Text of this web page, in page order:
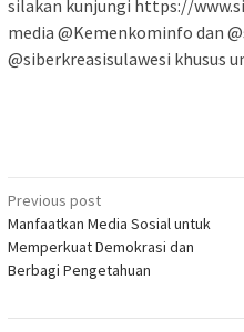
silakan kunjungi https://
media @Kemenkominfo dan
@siberkreasisulawesi khusus
Post
navigation
Previous post
Manfaatkan Media Sosial untuk
Memperkuat Demokrasi dan
Berbagi Pengetahuan